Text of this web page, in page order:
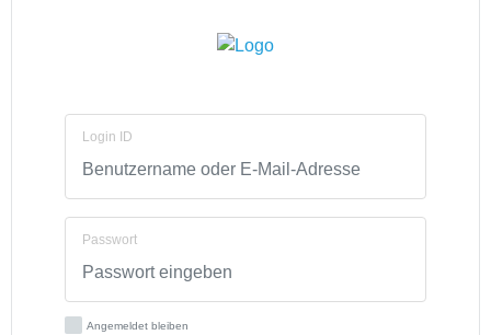
Login ID
Passwort
Angemeldet bleiben